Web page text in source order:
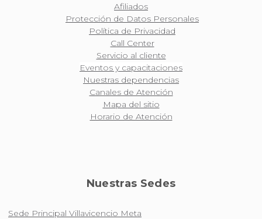
Afiliados
Protección de Datos Personales
Política de Privacidad
Call Center
Servicio al cliente
Eventos y capacitaciones
Nuestras dependencias
Canales de Atención
Mapa del sitio
Horario de Atención
Nuestras Sedes
Sede Principal Villavicencio Meta